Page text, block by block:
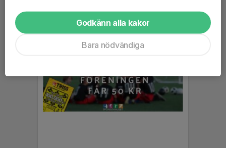
Godkänn alla kakor
Bara nödvändiga